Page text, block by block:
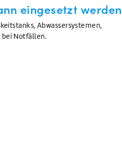
eingesetzt
Abwassersystemen,
bei Notfällen.